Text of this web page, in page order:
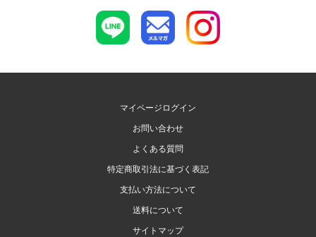
マイページログイン
お問い合わせ
よくある質問
特定商取引法に基づく表記
支払い方法について
送料について
サイトマップ